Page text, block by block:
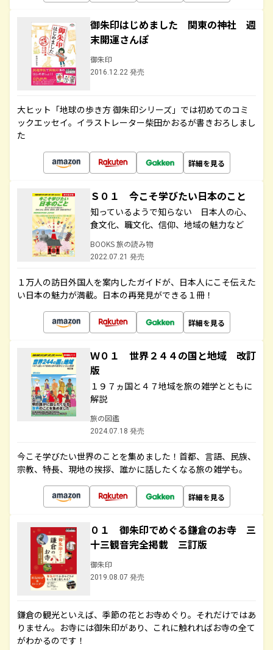
御朱印はじめました 関東の神社 週
末開運さんぽ
御朱印
2016.12.22 発売
大ヒット「地球の歩き方 御朱印シリーズ」では初めてのコミ
ックエッセイ。イラストレーター柴田かおるが書きおろしまし
た
詳細を見る
Ｓ０１ 今こそ学びたい日本のこと
知っているようで知らない 日本人の心、
食文化、職文化、信仰、地域の魅力など
BOOKS 旅の読み物
2022.07.21 発売
１万人の訪日外国人を案内したガイドが、日本人にこそ伝えた
い日本の魅力が満載。日本の再発見ができる１冊！
詳細を見る
Ｗ０１ 世界２４４の国と地域 改訂
版
１９７ヵ国と４７地域を旅の雑学とともに
解説
旅の図鑑
2024.07.18 発売
今こそ学びたい世界のことを集めました！首都、言語、民族、
宗教、特長、現地の挨拶、誰かに話したくなる旅の雑学も。
詳細を見る
０１ 御朱印でめぐる鎌倉のお寺 三
十三観音完全掲載 三訂版
御朱印
2019.08.07 発売
鎌倉の観光といえば、季節の花とお寺めぐり。それだけではあ
りません。お寺には御朱印があり、これに触れればお寺の全て
がわかるのです！